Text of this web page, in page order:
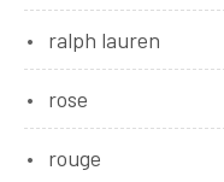
ralph lauren
rose
rouge